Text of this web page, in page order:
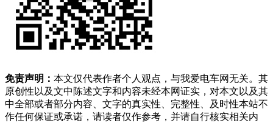
免责声明： 本文仅代表作者个人观点，与我爱电车网无关。其
原创性以及文中陈述文字和内容未经本网证实，对本文以及其
中全部或者部分内容、文字的真实性、完整性、及时性本站不
作任何保证或承诺，请读者仅作参考，并请自行核实相关内